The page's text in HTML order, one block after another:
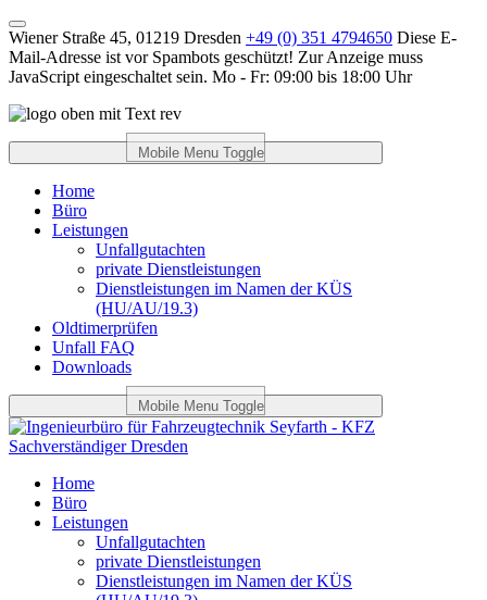
Wiener Straße 45, 01219 Dresden +49 (0) 351 4794650 Diese E-
Mail-Adresse ist vor Spambots geschützt! Zur Anzeige muss
JavaScript eingeschaltet sein. Mo - Fr: 09:00 bis 18:00 Uhr
Mobile Menu Toggle
Home
Büro
Leistungen
Unfallgutachten
private Dienstleistungen
Dienstleistungen im Namen der KÜS
(HU/AU/19.3)
Oldtimerprüfen
Unfall FAQ
Downloads
Mobile Menu Toggle
Home
Büro
Leistungen
Unfallgutachten
private Dienstleistungen
Dienstleistungen im Namen der KÜS